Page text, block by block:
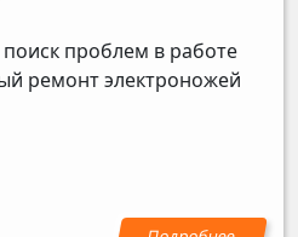
проблем в работе
ремонт электроножей